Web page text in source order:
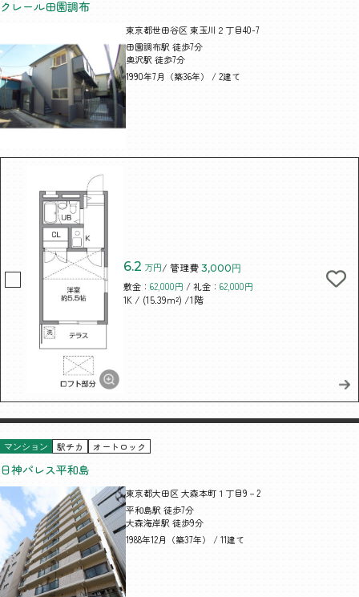
クレール田園調布
東京都世田谷区 東玉川２丁目40-7
田園調布駅 徒歩7分
奥沢駅 徒歩7分
1990年7月（築36年） / 2建て
6.2 万円/ 管理費 3,000円
敷金：62,000円 / 礼金：62,000円
1K / (15.39m²) /1階
マンション 駅チカ オートロック
日神パレス平和島
東京都大田区 大森本町１丁目9－2
平和島駅 徒歩7分
大森海岸駅 徒歩9分
1988年12月（築37年） / 11建て